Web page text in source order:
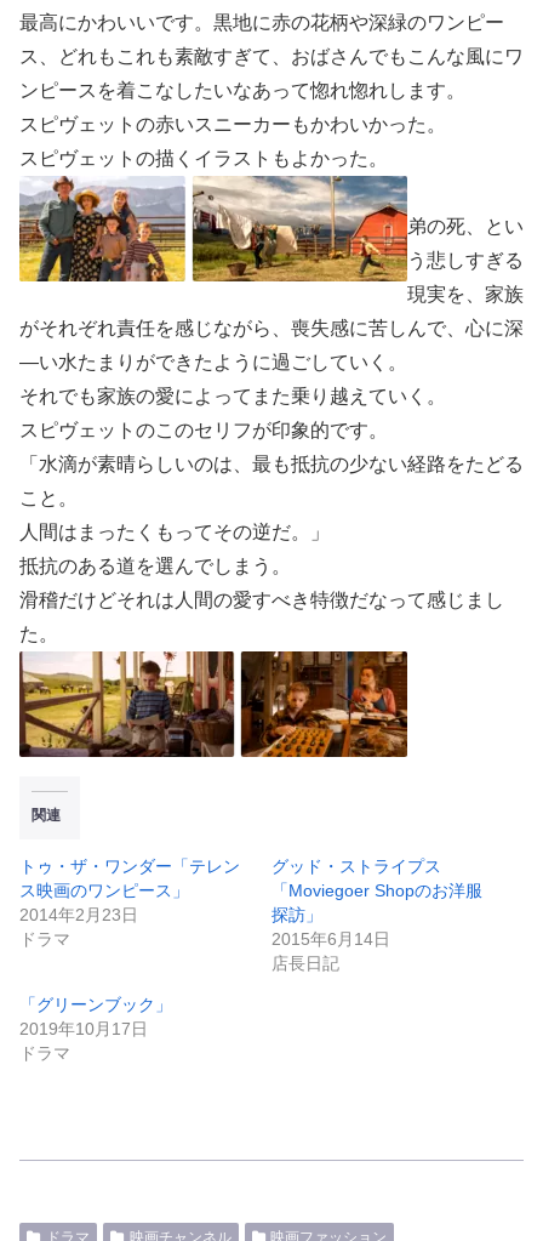
最高にかわいいです。黒地に赤の花柄や深緑のワンピー
ス、どれもこれも素敵すぎて、おばさんでもこんな風にワ
ンピースを着こなしたいなあって惚れ惚れします。
スピヴェットの赤いスニーカーもかわいかった。
スピヴェットの描くイラストもよかった。
弟の死、とい
う悲しすぎる
現実を、家族
がそれぞれ責任を感じながら、喪失感に苦しんで、心に深
―い水たまりができたように過ごしていく。
それでも家族の愛によってまた乗り越えていく。
スピヴェットのこのセリフが印象的です。
「水滴が素晴らしいのは、最も抵抗の少ない経路をたどる
こと。
人間はまったくもってその逆だ。」
抵抗のある道を選んでしまう。
滑稽だけどそれは人間の愛すべき特徴だなって感じまし
た。
関連
トゥ・ザ・ワンダー「テレン
ス映画のワンピース」
2014年2月23日
ドラマ
グッド・ストライプス
「Moviegoer Shopのお洋服
探訪」
2015年6月14日
店長日記
「グリーンブック」
2019年10月17日
ドラマ
ドラマ 映画チャンネル 映画ファッション